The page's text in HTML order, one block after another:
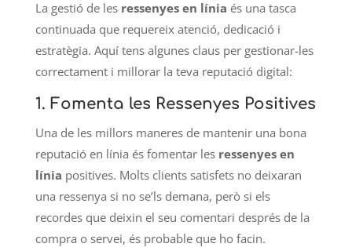
La gestió de les ressenyes en línia és una tasca
continuada que requereix atenció, dedicació i
estratègia. Aquí tens algunes claus per gestionar-les
correctament i millorar la teva reputació digital:
1. Fomenta les Ressenyes Positives
Una de les millors maneres de mantenir una bona
reputació en línia és fomentar les ressenyes en
línia positives. Molts clients satisfets no deixaran
una ressenya si no se’ls demana, però si els
recordes que deixin el seu comentari després de la
compra o servei, és probable que ho facin.